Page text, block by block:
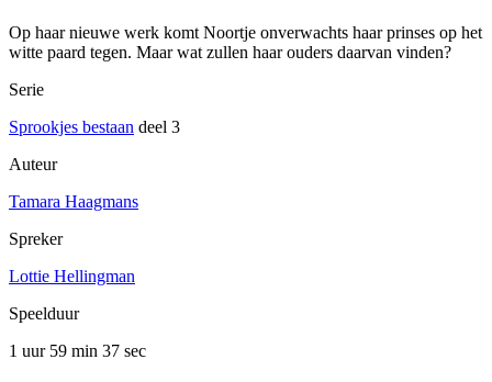
Op haar nieuwe werk komt Noortje onverwachts haar prinses op het
witte paard tegen. Maar wat zullen haar ouders daarvan vinden?
Serie
Sprookjes bestaan deel 3
Auteur
Tamara Haagmans
Spreker
Lottie Hellingman
Speelduur
1 uur 59 min 37 sec